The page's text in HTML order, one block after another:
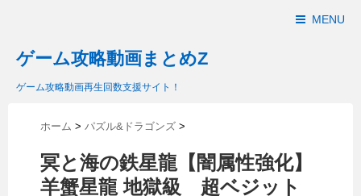
MENU
ゲーム攻略動画まとめZ
ゲーム攻略動画再生回数支援サイト！
ホーム > パズル&ドラゴンズ >
冥と海の鉄星龍【闇属性強化】
羊蟹星龍 地獄級 超ベジット